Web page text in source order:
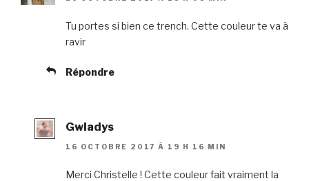
Tu portes si bien ce trench. Cette couleur te va à
ravir
Répondre
Gwladys
16 OCTOBRE 2017 À 19 H 16 MIN
Merci Christelle ! Cette couleur fait vraiment la